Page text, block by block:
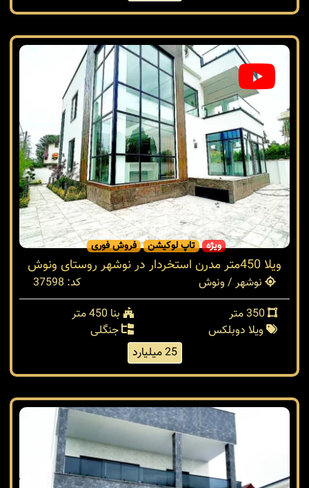
ویژه تاپ لوکیشن فروش فوری
ویلا 450متر مدرن استخردار در نوشهر روستای ونوش
نوشهر / ونوش
کد: 37598
بنا 450 متر
ویلا دوبلکس
جنگلی
25 میلیارد